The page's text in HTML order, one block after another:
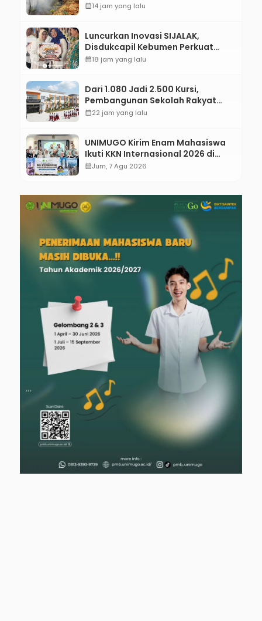
Padamkan Api Secara Manual
calendar_month14 jam yang lalu
Luncurkan Inovasi SIJALAK,
Disdukcapil Kebumen Perkuat
Jejaring Literasi Adminduk hingga
calendar_month18 jam yang lalu
Dari 1.080 Jadi 2.500 Kursi,
Pembangunan Sekolah Rakyat
Kebumen Ditargetkan Mulai
calendar_month22 jam yang lalu
UNIMUGO Kirim Enam Mahasiswa
Ikuti KKN Internasional 2026 di
ASEAN dan Hong Kong
calendar_monthJum, 7 Agu 2026